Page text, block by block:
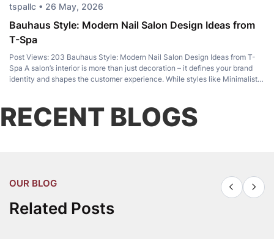
tspallc • 26 May, 2026
Bauhaus Style: Modern Nail Salon Design Ideas from
T-Spa
Post Views: 203 Bauhaus Style: Modern Nail Salon Design Ideas from T-
Spa A salon’s interior is more than just decoration – it defines your brand
identity and shapes the customer experience. While styles like Minimalist,
RECENT BLOGS
OUR BLOG
Related Posts